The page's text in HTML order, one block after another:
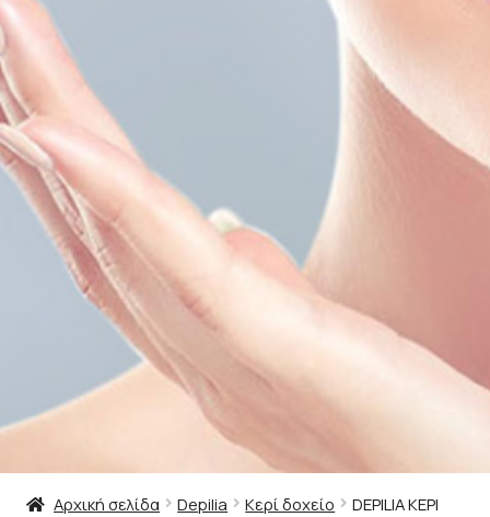
Αρχική σελίδα Depilia Κερί δοχείο
DEPILIA ΚΕΡΙ